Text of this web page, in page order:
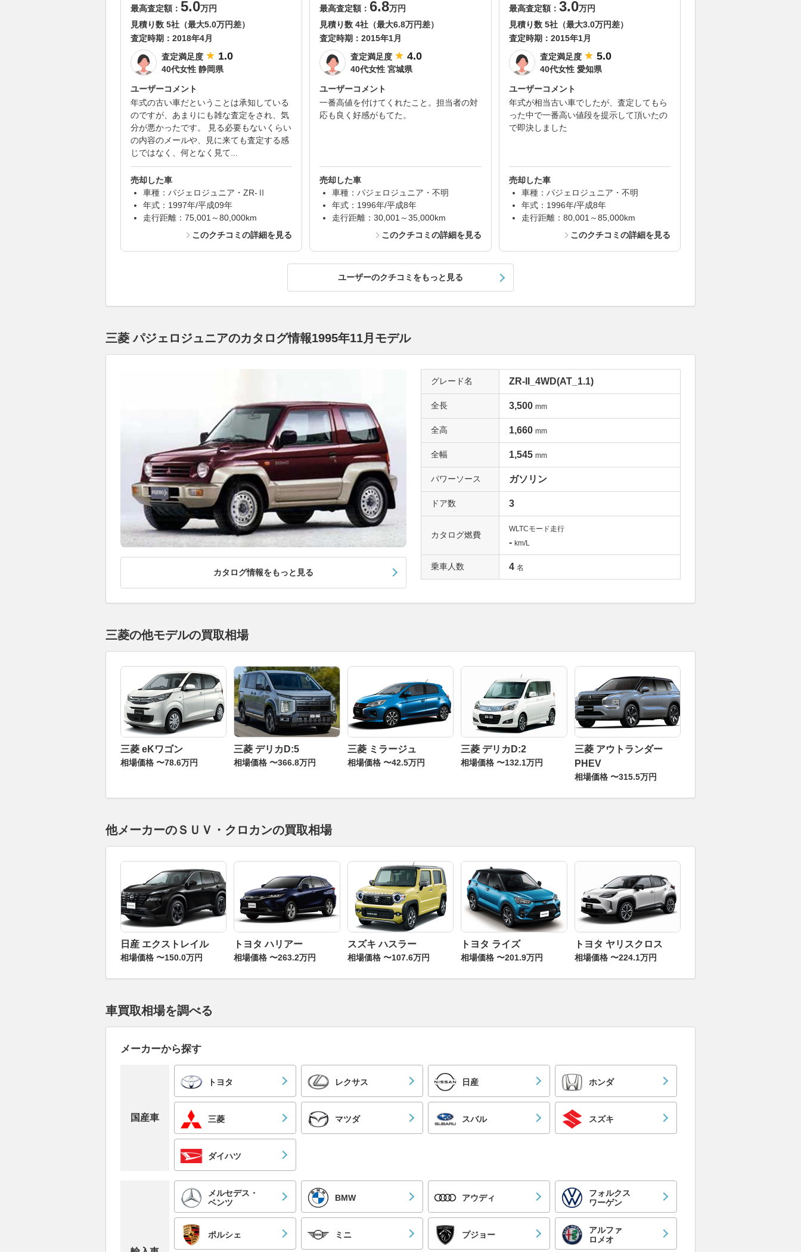
最高査定額： 5.0万円
見積り数 5社（最大5.0万円差）
査定時期： 2018年4月
査定満足度
1.0
40代女性 静岡県
ユーザーコメント
年式の古い車だということは承知している
のですが、あまりにも雑な査定をされ、気
分が悪かったです。 見る必要もないくらい
の内容のメールや、見に来ても査定する感
じではなく、何となく見て...
売却した車
車種：パジェロジュニア・ZR-Ⅱ
年式：1997年/平成09年
走行距離：75,001～80,000km
このクチコミの詳細を見る
最高査定額： 6.8万円
見積り数 4社（最大6.8万円差）
査定時期：2015年1月
査定満足度
4.0
40代女性 宮城県
ユーザーコメント
一番高値を付けてくれたこと。担当者の対
応も良く好感がもてた。
売却した車
車種：パジェロジュニア・不明
年式：1996年/平成8年
走行距離：30,001～35,000km
このクチコミの詳細を見る
最高査定額： 3.0万円
見積り数 5社（最大3.0万円差）
査定時期： 2015年1月
査定満足度
5.0
40代女性 愛知県
ユーザーコメント
年式が相当古い車でしたが、査定してもら
った中で一番高い値段を提示して頂いたの
で即決しました
売却した車
車種：パジェロジュニア・不明
年式：1996年/平成8年
走行距離：80,001～85,000km
このクチコミの詳細を見る
ユーザーのクチコミをもっと見る
三菱 パジェロジュニアのカタログ情報1995年11月モデル
カタログ情報をもっと見る
グレード名 ZR-II_4WD(AT_1.1)
全長 3,500 mm
全高 1,660 mm
全幅 1,545 mm
パワーソース ガソリン
ドア数 3
カタログ燃費
WLTCモード走行
- km/L
乗車人数 4 名
三菱の他モデルの買取相場
三菱 eKワゴン
相場価格 〜78.6万円
三菱 デリカD:5
相場価格 〜366.8万円
三菱 ミラージュ
相場価格 〜42.5万円
三菱 デリカD:2
相場価格 〜132.1万円
三菱 アウトランダー
PHEV
相場価格 〜315.5万円
他メーカーのＳＵＶ・クロカンの買取相場
日産 エクストレイル
相場価格 〜150.0万円
トヨタ ハリアー
相場価格 〜263.2万円
スズキ ハスラー
相場価格 〜107.6万円
トヨタ ライズ
相場価格 〜201.9万円
トヨタ ヤリスクロス
相場価格 〜224.1万円
車買取相場を調べる
メーカーから探す
国産車
トヨタ レクサス 日産 ホンダ
三菱 マツダ スバル スズキ
ダイハツ
メルセデス・
ベンツ
BMW アウディ
フォルクス
ワーゲン
ポルシェ ミニ プジョー
アルファ
ロメオ